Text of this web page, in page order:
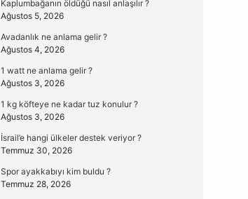
Kaplumbağanın öldüğü nasıl anlaşılır ?
Ağustos 5, 2026
Avadanlık ne anlama gelir ?
Ağustos 4, 2026
1 watt ne anlama gelir ?
Ağustos 3, 2026
1 kg köfteye ne kadar tuz konulur ?
Ağustos 3, 2026
İsrail’e hangi ülkeler destek veriyor ?
Temmuz 30, 2026
Spor ayakkabıyı kim buldu ?
Temmuz 28, 2026